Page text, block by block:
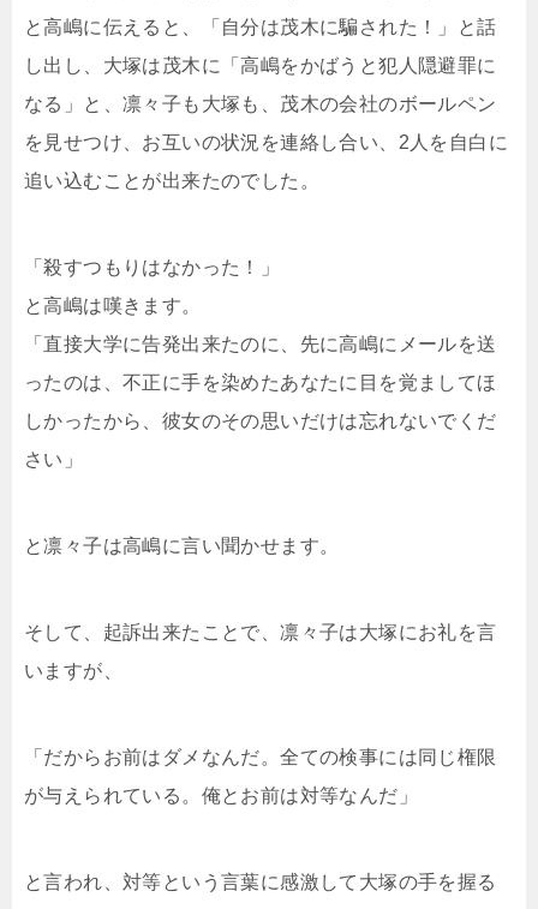
と高嶋に伝えると、「自分は茂木に騙された！」と話
し出し、大塚は茂木に「高嶋をかばうと犯人隠避罪に
なる」と、凛々子も大塚も、茂木の会社のボールペン
を見せつけ、お互いの状況を連絡し合い、2人を自白に
追い込むことが出来たのでした。
「殺すつもりはなかった！」
と高嶋は嘆きます。
「直接大学に告発出来たのに、先に高嶋にメールを送
ったのは、不正に手を染めたあなたに目を覚ましてほ
しかったから、彼女のその思いだけは忘れないでくだ
さい」
と凛々子は高嶋に言い聞かせます。
そして、起訴出来たことで、凛々子は大塚にお礼を言
いますが、
「だからお前はダメなんだ。全ての検事には同じ権限
が与えられている。俺とお前は対等なんだ」
と言われ、対等という言葉に感激して大塚の手を握る